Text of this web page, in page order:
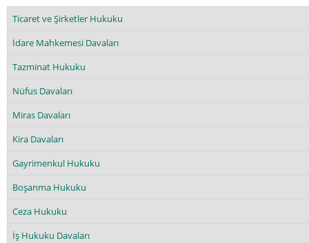
Ticaret ve Şirketler Hukuku
İdare Mahkemesi Davaları
Tazminat Hukuku
Nüfus Davaları
Miras Davaları
Kira Davaları
Gayrimenkul Hukuku
Boşanma Hukuku
Ceza Hukuku
İş Hukuku Davaları